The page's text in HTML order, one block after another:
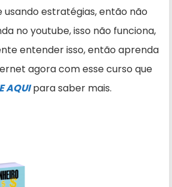
estratégias, então não
no youtube, isso não funciona,
entender isso, então aprenda
agora com esse curso que
AQUIpara saber mais.